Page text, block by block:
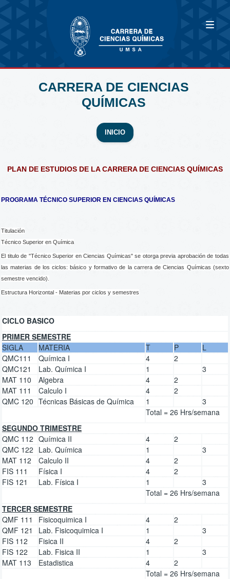
CARRERA DE CIENCIAS
QUÍMICAS
INICIO
PLAN DE ESTUDIOS DE LA CARRERA DE CIENCIAS QUÍMICAS
PROGRAMA TÉCNICO SUPERIOR EN CIENCIAS QUÍMICAS
Titulación
Técnico Superior en Química
El titulo de "Técnico Superior en Ciencias Químicas" se otorga previa aprobación de todas
las materias de los ciclos: básico y formativo de la carrera de Ciencias Químicas (sexto
semestre vencido).
Estructura Horizontal - Materias por ciclos y semestres
CICLO BASICO
PRIMER SEMESTRE
SIGLA
MATERIA T P
L
QMC111
Química I 4
2
QMC121
Lab. Química I 1
3
MAT 110
Algebra 4
2
MAT 111
Calculo I 4
2
QMC 120 Técnicas Básicas de Química 1
3
Total = 26 Hrs/semana
SEGUNDO TRIMESTRE
QMC 112 Química II 4
2
QMC 122 Lab. Química 1
3
MAT 112
Calculo II 4
2
FIS 111
Física I 4
2
FIS 121
Lab. Física I 1
3
Total = 26 Hrs/semana
TERCER SEMESTRE
QMF 111
Fisicoquimica I 4
2
QMF 121
Lab. Fisicoquimica I 1
3
FIS 112
Fisica II 4
2
FIS 122
Lab. Fisica II 1
3
MAT 113
Estadistica 4
2
Total = 26 Hrs/semana